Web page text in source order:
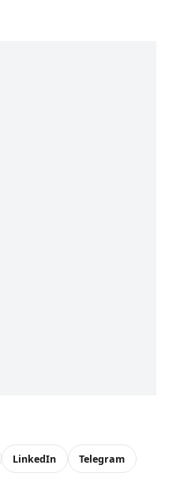
LinkedIn Telegram